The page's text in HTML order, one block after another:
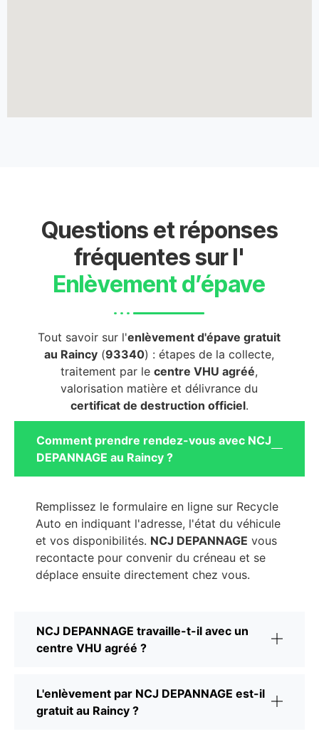
Questions et réponses
fréquentes sur l'
Enlèvement d’épave
Tout savoir sur l'enlèvement d'épave gratuit
au Raincy (93340) : étapes de la collecte,
traitement par lecentre VHU agréé,
valorisation matière et délivrance du
certificat de destruction officiel.
Comment prendre rendez-vous avec NCJ
DEPANNAGE au Raincy ?
Remplissez le formulaire en ligne sur Recycle
Auto en indiquant l'adresse, l'état du véhicule
et vos disponibilités. NCJ DEPANNAGE vous
recontacte pour convenir du créneau et se
déplace ensuite directement chez vous.
NCJ DEPANNAGE travaille-t-il avec un
centre VHU agréé ?
L'enlèvement par NCJ DEPANNAGE est-il
gratuit au Raincy ?